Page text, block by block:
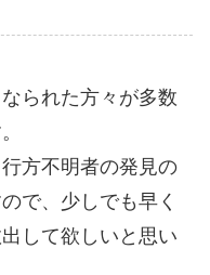
られた方々が多数
方不明者の発見の
で、少しでも早く
して欲しいと思い